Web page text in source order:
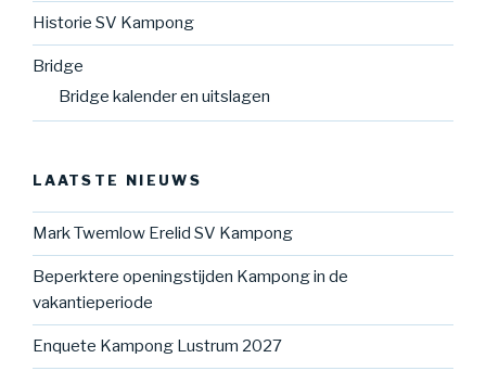
Historie SV Kampong
Bridge
Bridge kalender en uitslagen
LAATSTE NIEUWS
Mark Twemlow Erelid SV Kampong
Beperktere openingstijden Kampong in de
vakantieperiode
Enquete Kampong Lustrum 2027